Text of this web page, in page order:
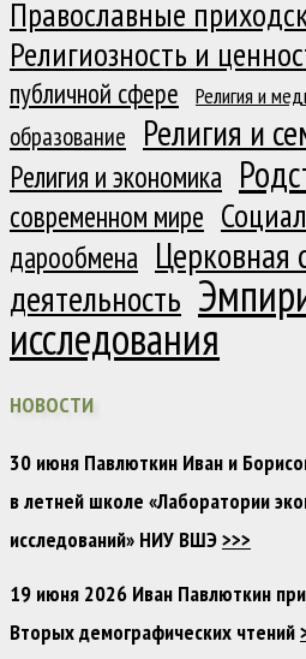
Православные
Религиозность и
публичной сфере
Религия и
образование
Религия и
Религия и экономика
современном мире
дарообмена Церковная
деятельность
исследования
НОВОСТИ
30 июня Павлюткин Иван и
в летней школе «Лаборатории
исследований» НИУ ВШЭ>>>
19 июня 2026 Иван Павлюткин
Вторых демографических чтений